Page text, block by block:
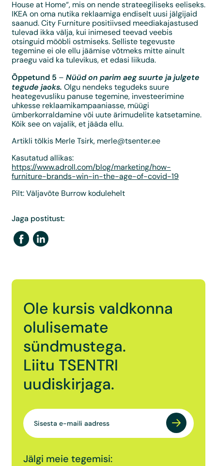
House at Home“, mis on nende strateegiliseks eeliseks.
IKEA on oma nutika reklaamiga endiselt uusi jälgijaid
saanud. City Furniture positiivsed meediakajastused
tulevad ikka välja, kui inimesed teevad veebis
otsinguid mööbli ostmiseks. Selliste tegevuste
tegemine ei ole ellu jäämise võtmeks mitte ainult
praegu vaid ka tulevikus, et edasi liikuda.
Õppetund 5 – Nüüd on parim aeg suurte ja julgete
tegude jaoks. Olgu nendeks tegudeks suure
heategevusliku panuse tegemine, investeerimine
uhkesse reklaamikampaaniasse, müügi
ümberkorraldamine või uute ärimudelite katsetamine.
Kõik see on vajalik, et jääda ellu.
Artikli tõlkis Merle Tsirk, merle@tsenter.ee
Kasutatud allikas:
https://www.adroll.com/blog/marketing/how-
furniture-brands-win-in-the-age-of-covid-19
Pilt: Väljavõte Burrow kodulehelt
Jaga postitust:
Ole kursis valdkonna
olulisemate
sündmustega.
Liitu TSENTRI
uudiskirjaga.
Jälgi meie tegemisi: